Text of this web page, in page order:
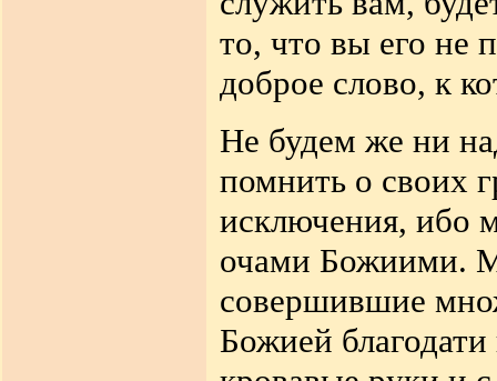
то, что вы его не
доброе слово, к
Не будем же ни
помнить о своих
исключения, ибо
очами Божиими.
совершившие
Божией